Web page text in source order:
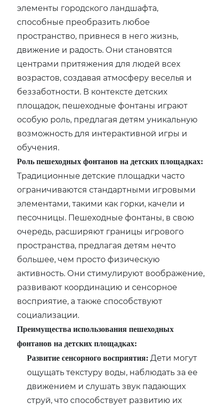
элементы городского ландшафта,
способные преобразить любое
пространство, привнеся в него жизнь,
движение и радость. Они становятся
центрами притяжения для людей всех
возрастов, создавая атмосферу веселья и
беззаботности. В контексте детских
площадок, пешеходные фонтаны играют
особую роль, предлагая детям уникальную
возможность для интерактивной игры и
обучения.
Роль пешеходных фонтанов на детских площадках:
Традиционные детские площадки часто
ограничиваются стандартными игровыми
элементами, такими как горки, качели и
песочницы. Пешеходные фонтаны, в свою
очередь, расширяют границы игрового
пространства, предлагая детям нечто
большее, чем просто физическую
активность. Они стимулируют воображение,
развивают координацию и сенсорное
восприятие, а также способствуют
социализации.
Преимущества использования пешеходных
фонтанов на детских площадках:
Развитие сенсорного восприятия: Дети могут
ощущать текстуру воды, наблюдать за ее
движением и слушать звук падающих
струй, что способствует развитию их